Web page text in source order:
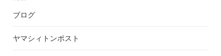
ブログ
ヤマシィトンポスト